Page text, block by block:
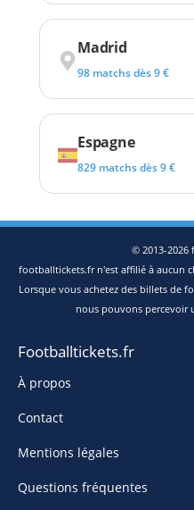
Madrid
98 matchs dès 9 €
Espagne
829 matchs dès 9 €
© 2013-
footballtickets.fr n'est affilié à aucun
Lorsque vous achetez des billets de
nous pouvons percevoir
Footballtickets.fr
À propos
Contact
Mentions légales
Questions fréquentes